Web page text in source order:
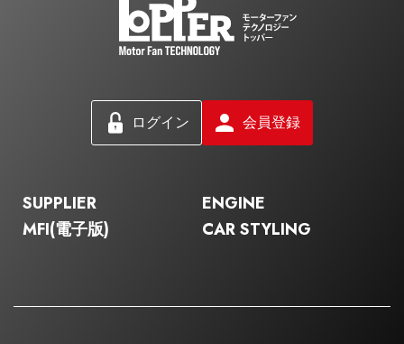
ログイン 会員登録
SUPPLIER
ENGINE
MFI(電子版)
CAR STYLING